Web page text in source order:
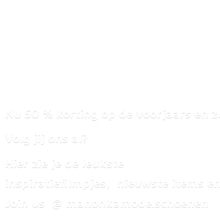
Nu 50 % korting op de voorjaars en
Volg jij ons al?
Hier zie je de leukste
inspiratiefilmpjes, nieuwste items
Join us @ manonkamode.schoenen